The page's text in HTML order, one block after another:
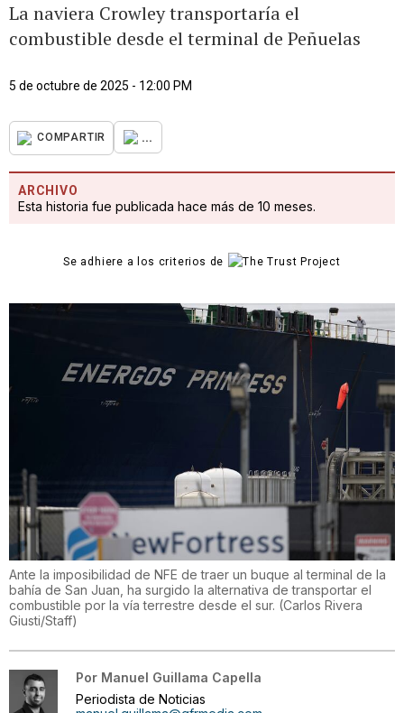
La naviera Crowley transportaría el
combustible desde el terminal de Peñuelas
5 de octubre de 2025 - 12:00 PM
COMPARTIR ...
ARCHIVO
Esta historia fue publicada hace más de 10 meses.
Se adhiere a los criterios de
Ante la imposibilidad de NFE de traer un buque al terminal de la
bahía de San Juan, ha surgido la alternativa de transportar el
combustible por la vía terrestre desde el sur. (Carlos Rivera
Giusti/Staff)
Por Manuel Guillama Capella
Periodista de Noticias